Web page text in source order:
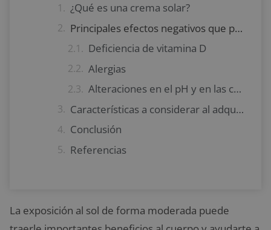
¿Qué es una crema solar?
Principales efectos negativos que puede tener la crema solar
Deficiencia de vitamina D
Alergias
Alteraciones en el pH y en las células
Características a considerar al adquirir una crema solar
Conclusión
Referencias
La exposición al sol de forma moderada puede